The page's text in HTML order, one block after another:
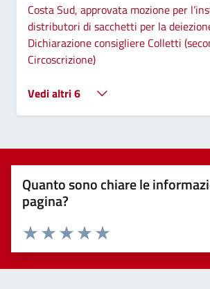
Costa Sud, approvata mozione per
distributori di sacchetti per la
Dichiarazione consigliere Colletti
Circoscrizione)
Vedi altri 6
Quanto sono chiare le
pagina?
Valuta 5 stelle su 5
Valuta 4 stelle su 5
Valuta 3 stelle su 5
Valuta 2 stelle su 5
Valuta 1 stelle su 5